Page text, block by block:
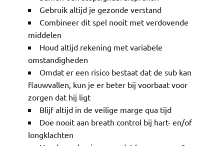
Gebruik altijd je gezonde verstand
Combineer dit spel nooit met verdovende
middelen
Houd altijd rekening met variabele
omstandigheden
Omdat er een risico bestaat dat de sub kan
flauwvallen, kun je er beter bij voorbaat voor
zorgen dat hij ligt
Blijf altijd in de veilige marge qua tijd
Doe nooit aan breath control bij hart- en/of
longklachten